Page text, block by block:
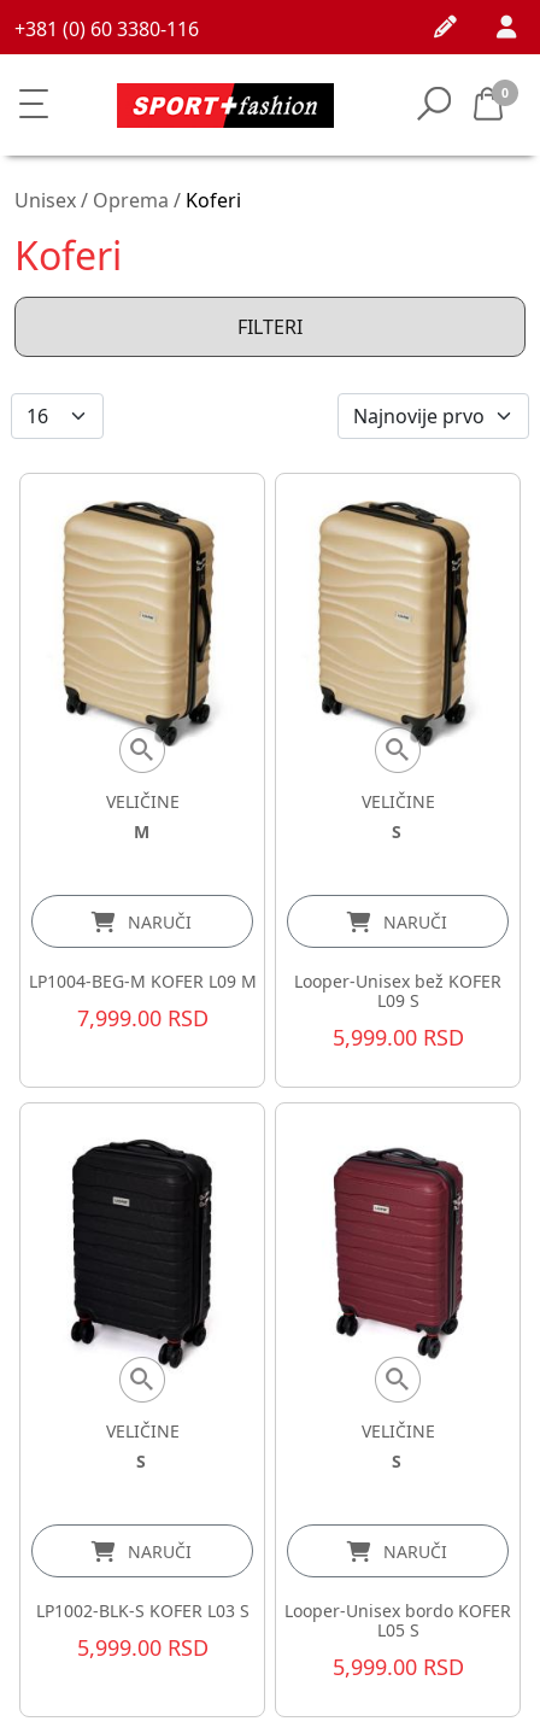
+381 (0) 60 3380-116
0
Unisex / Oprema / Koferi
Koferi
FILTERI
VELIČINE
M
NARUČI
LP1004-BEG-M KOFER L09 M
7,999.00 RSD
VELIČINE
S
NARUČI
Looper-Unisex bež KOFER
L09 S
5,999.00 RSD
VELIČINE
S
NARUČI
LP1002-BLK-S KOFER L03 S
5,999.00 RSD
VELIČINE
S
NARUČI
Looper-Unisex bordo KOFER
L05 S
5,999.00 RSD